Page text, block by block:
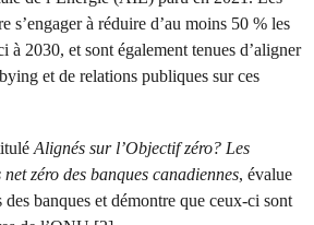
s’engager à réduire d’au moins 50 % les
à 2030, et sont également tenues d’aligner
et de relations publiques sur ces
Alignés sur l’Objectif zéro? Les
zéro des banques canadiennes, évalue
des banques et démontre que ceux-ci sont